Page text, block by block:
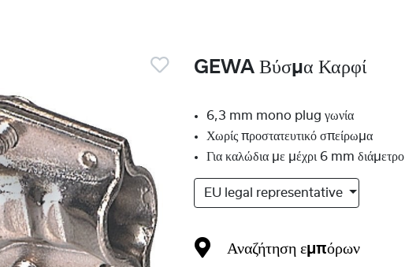
GEWA Βύσμα Καρφί
Αναζήτηση εμπόρων
6,3 mm mono plug γωνία
Χωρίς προστατευτικό σπείρωμα
Για καλώδια με μέχρι 6 mm διάμετρο
EU legal representative